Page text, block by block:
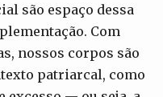
são espaço dessa
Com
nossos corpos são
patriarcal, como